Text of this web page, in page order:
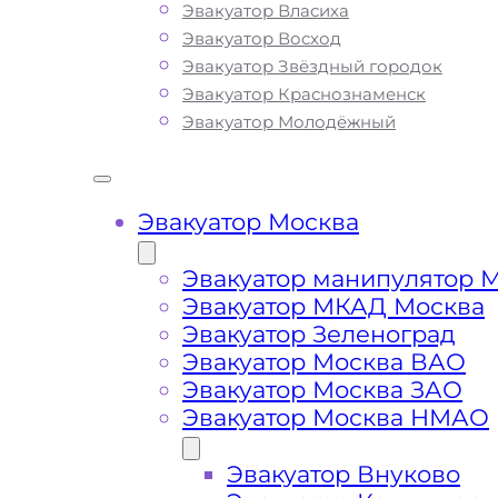
Эвакуатор Власиха
Эвакуатор Восход
Эвакуатор Звёздный городок
Эвакуатор Краснознаменск
Эвакуатор Молодёжный
Эвакуатор Москва
Эвакуатор манипулятор
Эвакуатор МКАД Москва
Эвакуатор Зеленоград
Эвакуатор Москва ВАО
Эвакуатор Москва ЗАО
Эвакуатор Москва НМАО
Эвакуатор Внуково
опыт в сфере транспортировки и
гарантирует качество услуг
Минском шоссе. Мы используем
современное оборудование и
позволяет срочно и безопасно
поломке транспортного средства
Вы всегда можете ознакомиться с
списком услуг эвакуатора и их
Одинцовском Административном
так и за пределами города
Минское шоссе Какая
цена эвакуатора?